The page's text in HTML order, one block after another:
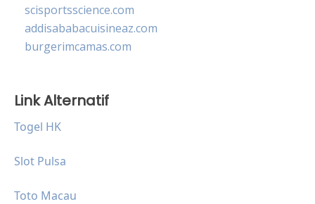
scisportsscience.com
addisababacuisineaz.com
burgerimcamas.com
Link Alternatif
Togel HK
Slot Pulsa
Toto Macau